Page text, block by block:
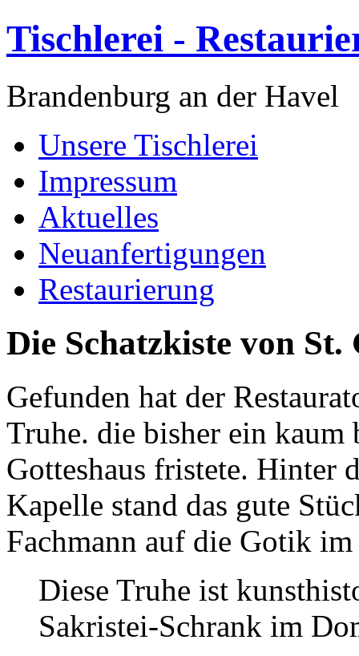
Tischlerei -
Brandenburg an der Havel
Unsere Tischlerei
Impressum
Aktuelles
Neuanfertigungen
Restaurierung
Die Schatzkiste von
Gefunden hat der
Truhe. die bisher ein kaum
Gotteshaus fristete. Hinter
Kapelle stand das gute
Fachmann auf die Gotik
Diese Truhe ist
Sakristei-Schrank im